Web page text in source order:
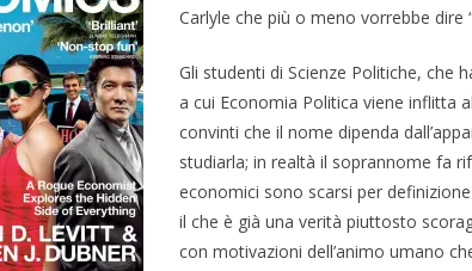
Carlyle che più o meno vorrebbe dire
Gli studenti di Scienze Politiche, che
a cui Economia Politica viene inflitta
convinti che il nome dipenda
studiarla; in realtà il soprannome fa
economici sono scarsi per
il che è già una verità piuttosto
con motivazioni dell’animo umano